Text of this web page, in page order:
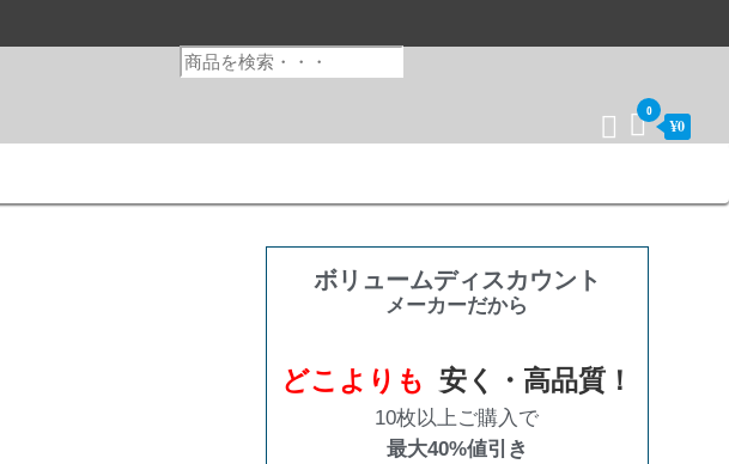
0
¥0
ボリュームディスカウント
メーカーだから
どこよりも 安く・高品質！
10枚以上ご購入で
最大40%値引き